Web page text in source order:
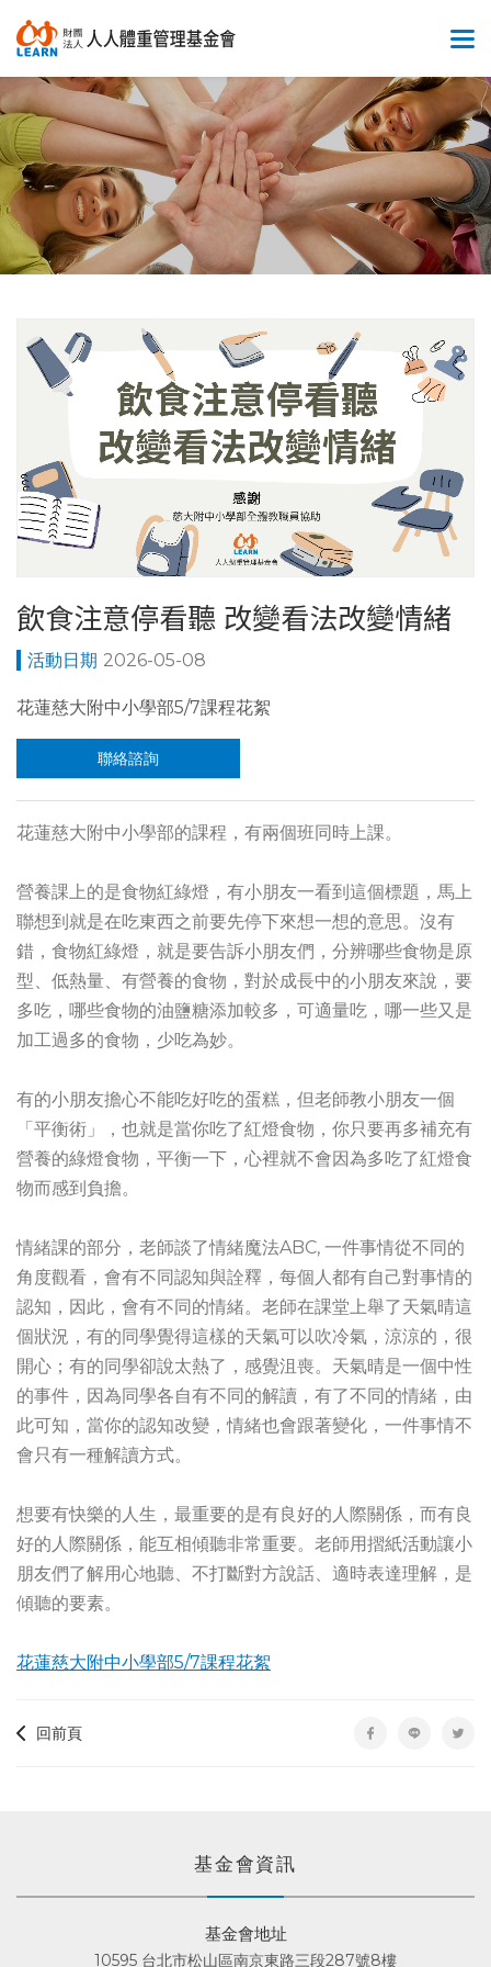
飲食注意停看聽 改變看法改變情緒
2026-05-08
花蓮慈大附中小學部5/7課程花絮
聯絡諮詢
花蓮慈大附中小學部的課程，有兩個班同時上課。
營養課上的是食物紅綠燈，有小朋友一看到這個標題，馬上
聯想到就是在吃東西之前要先停下來想一想的意思。沒有
錯，食物紅綠燈，就是要告訴小朋友們，分辨哪些食物是原
型、低熱量、有營養的食物，對於成長中的小朋友來說，要
多吃，哪些食物的油鹽糖添加較多，可適量吃，哪一些又是
加工過多的食物，少吃為妙。
有的小朋友擔心不能吃好吃的蛋糕，但老師教小朋友一個
「平衡術」，也就是當你吃了紅燈食物，你只要再多補充有
營養的綠燈食物，平衡一下，心裡就不會因為多吃了紅燈食
物而感到負擔。
情緒課的部分，老師談了情緒魔法ABC, 一件事情從不同的
角度觀看，會有不同認知與詮釋，每個人都有自己對事情的
認知，因此，會有不同的情緒。老師在課堂上舉了天氣晴這
個狀況，有的同學覺得這樣的天氣可以吹冷氣，涼涼的，很
開心；有的同學卻說太熱了，感覺沮喪。天氣晴是一個中性
的事件，因為同學各自有不同的解讀，有了不同的情緒，由
此可知，當你的認知改變，情緒也會跟著變化，一件事情不
會只有一種解讀方式。
想要有快樂的人生，最重要的是有良好的人際關係，而有良
好的人際關係，能互相傾聽非常重要。老師用摺紙活動讓小
朋友們了解用心地聽、不打斷對方說話、適時表達理解，是
傾聽的要素。
花蓮慈大附中小學部5/7課程花絮
回前頁
基金會資訊
基金會地址
10595 台北市松山區南京東路三段287號8樓